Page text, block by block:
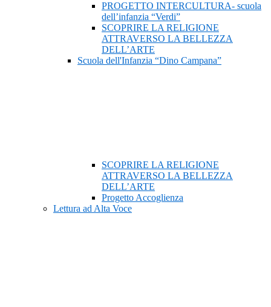
PROGETTO INTERCULTURA- scuola
dell’infanzia “Verdi”
SCOPRIRE LA RELIGIONE
ATTRAVERSO LA BELLEZZA
DELL’ARTE
Scuola dell'Infanzia “Dino Campana”
SCOPRIRE LA RELIGIONE
ATTRAVERSO LA BELLEZZA
DELL’ARTE
Progetto Accoglienza
Lettura ad Alta Voce